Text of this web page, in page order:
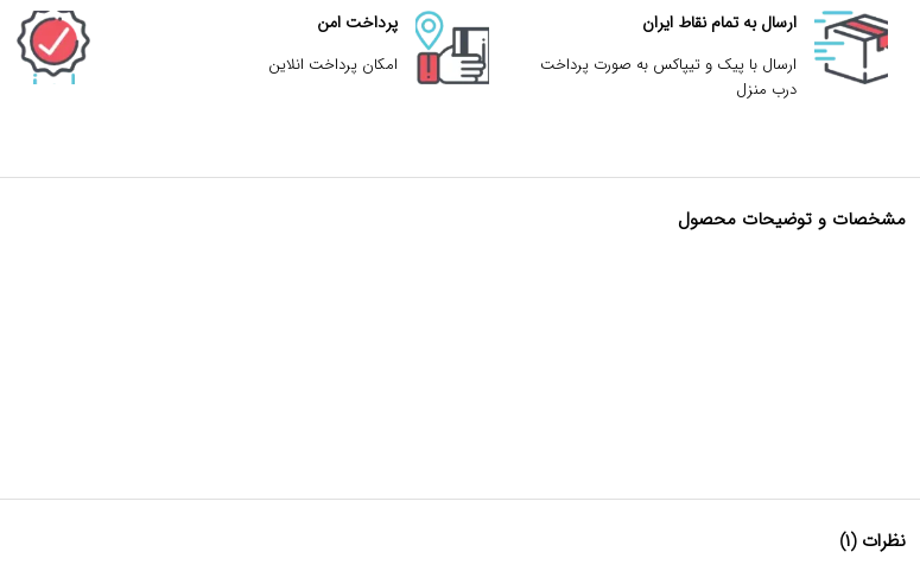
ارسال به تمام نقاط ایران
ارسال با پیک و تیپاکس به صورت پرداخت
درب منزل
پرداخت امن
امکان پرداخت انلاین
مشخصات و توضیحات محصول
نظرات (۱)